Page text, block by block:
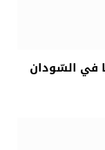
في السّودان